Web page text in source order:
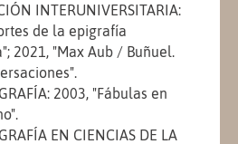
INTERUNIVERSITARIA:
de la epigrafía
2021, "Max Aub / Buñuel.
2003, "Fábulas en
EN CIENCIAS DE LA